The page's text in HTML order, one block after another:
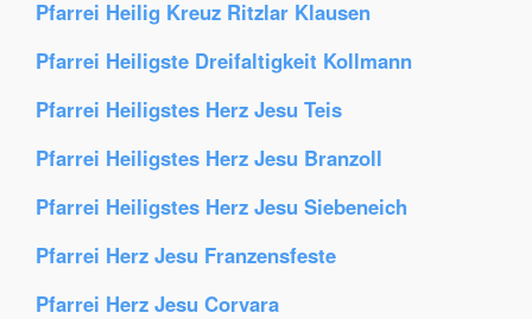
Pfarrei Heilig Kreuz Ritzlar Klausen
Pfarrei Heiligste Dreifaltigkeit Kollmann
Pfarrei Heiligstes Herz Jesu Teis
Pfarrei Heiligstes Herz Jesu Branzoll
Pfarrei Heiligstes Herz Jesu Siebeneich
Pfarrei Herz Jesu Franzensfeste
Pfarrei Herz Jesu Corvara